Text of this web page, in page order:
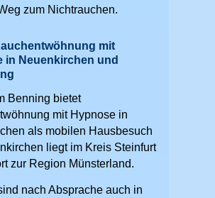
zum Nichtrauchen.
mit
in Neuenkirchen und
Benning bietet
mit Hypnose in
als mobilen Hausbesuch
liegt im Kreis Steinfurt
zur Region Münsterland.
nach Absprache auch in